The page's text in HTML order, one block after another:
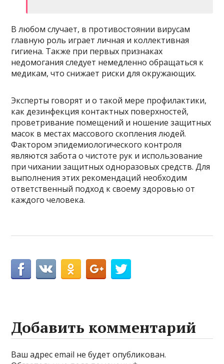
В любом случает, в противостоянии вирусам
главную роль играет личная и коллективная
гигиена. Также при первых признаках
недомогания следует немедленно обращаться к
медикам, что снижает риски для окружающих.
Эксперты говорят и о такой мере профилактики,
как дезинфекция контактных поверхностей,
проветривание помещений и ношение защитных
масок в местах массового скопления людей.
Фактором эпидемиологического контроля
являются забота о чистоте рук и использование
при чихании защитных одноразовых средств. Для
выполнения этих рекомендаций необходим
ответственный подход к своему здоровью от
каждого человека.
Добавить комментарий
Ваш адрес email не будет опубликован.